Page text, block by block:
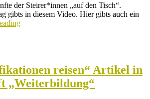
der Steirer*innen „auf den Tisch“.
gibts in diesem Video. Hier gibts auch ein
reisen“ Artikel in
„Weiterbildung“